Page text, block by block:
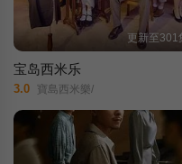
更新至301
宝岛西米乐
3.0 寶島西米樂/